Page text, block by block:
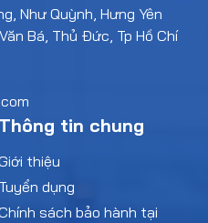
Như Quỳnh, Hưng Yên
Bá, Thủ Đức, Tp Hồ Chí
Thông tin chung
thiệu
Tuyển dụng
sách bảo hành tại